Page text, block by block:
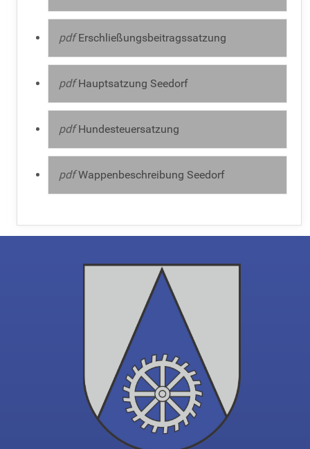
pdf Erschließungsbeitragssatzung
pdf Hauptsatzung Seedorf
pdf Hundesteuersatzung
pdf Wappenbeschreibung Seedorf